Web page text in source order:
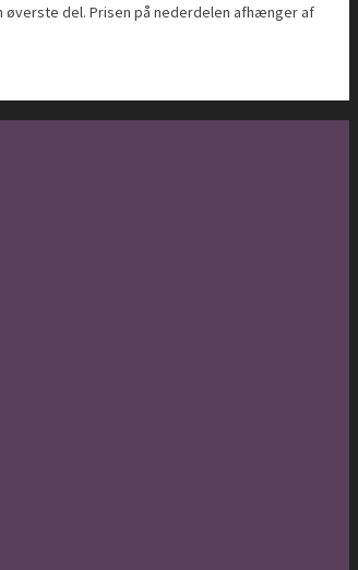
del. Prisen på nederdelen afhænger af